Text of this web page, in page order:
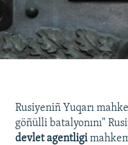
Rusiyeniñ Yuqarı
göñülli batalyonını"
devlet agentligi